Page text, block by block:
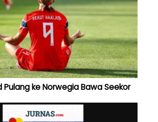
Pulang ke Norwegia Bawa Seekor